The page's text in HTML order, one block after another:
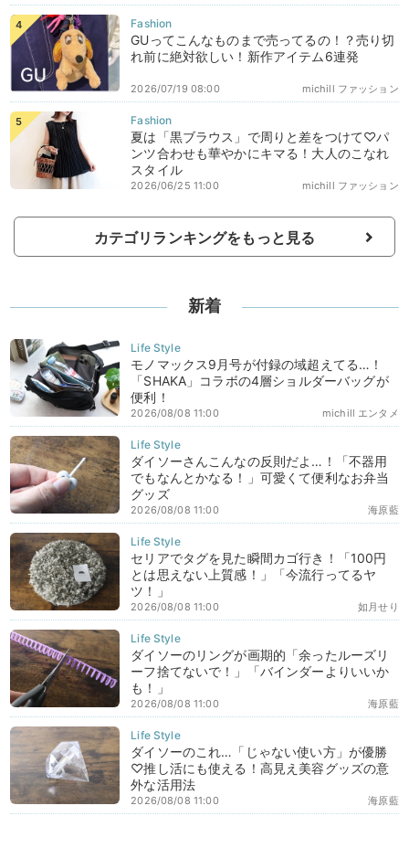
GUってこんなものまで売ってるの！？売り切
れ前に絶対欲しい！新作アイテム6連発
michill ファッション
2026/07/19 08:00
夏は「黒ブラウス」で周りと差をつけて♡パ
ンツ合わせも華やかにキマる！大人のこなれ
スタイル
michill ファッション
2026/06/25 11:00
カテゴリランキングをもっと見る
新着
モノマックス9月号が付録の域超えてる…！
「SHAKA」コラボの4層ショルダーバッグが
便利！
michill エンタメ
2026/08/08 11:00
ダイソーさんこんなの反則だよ…！「不器用
でもなんとかなる！」可愛くて便利なお弁当
グッズ
海原藍
2026/08/08 11:00
セリアでタグを見た瞬間カゴ行き！「100円
とは思えない上質感！」「今流行ってるヤ
ツ！」
如月せり
2026/08/08 11:00
ダイソーのリングが画期的「余ったルーズリ
ーフ捨てないで！」「バインダーよりいいか
も！」
海原藍
2026/08/08 11:00
ダイソーのこれ…「じゃない使い方」が優勝
♡推し活にも使える！高見え美容グッズの意
外な活用法
海原藍
2026/08/08 11:00